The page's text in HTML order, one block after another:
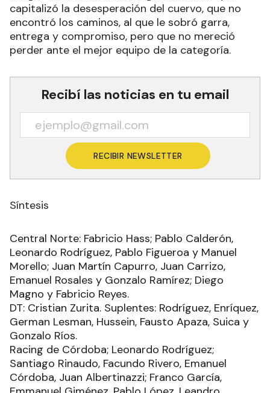
capitalizó la desesperación del cuervo, que no
encontró los caminos, al que le sobró garra,
entrega y compromiso, pero que no mereció
perder ante el mejor equipo de la categoría.
Recibí las noticias en tu email
RECIBIR NEWSLETTER
Síntesis
Central Norte: Fabricio Hass; Pablo Calderón,
Leonardo Rodríguez, Pablo Figueroa y Manuel
Morello; Juan Martín Capurro, Juan Carrizo,
Emanuel Rosales y Gonzalo Ramírez; Diego
Magno y Fabricio Reyes.
DT: Cristian Zurita. Suplentes: Rodríguez, Enríquez,
German Lesman, Hussein, Fausto Apaza, Suica y
Gonzalo Ríos.
Racing de Córdoba; Leonardo Rodríguez;
Santiago Rinaudo, Facundo Rivero, Emanuel
Córdoba, Juan Albertinazzi; Franco García,